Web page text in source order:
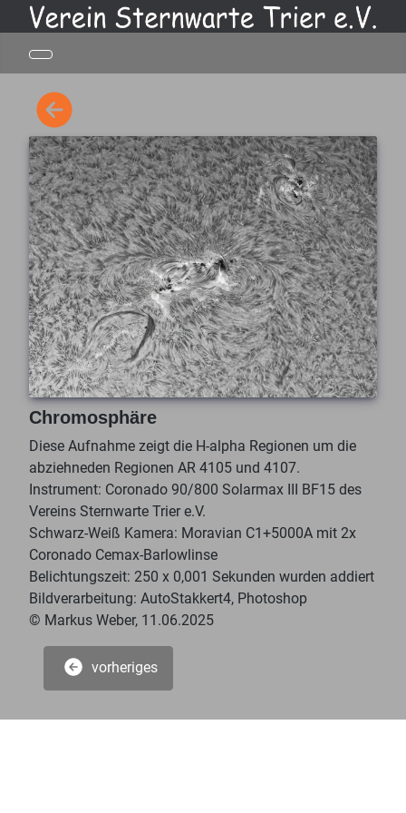
Chromosphäre
Diese Aufnahme zeigt die H-alpha Regionen um die
abziehneden Regionen AR 4105 und 4107.
Instrument: Coronado 90/800 Solarmax III BF15 des
Vereins Sternwarte Trier e.V.
Schwarz-Weiß Kamera: Moravian C1+5000A mit 2x
Coronado Cemax-Barlowlinse
Belichtungszeit: 250 x 0,001 Sekunden wurden addiert
Bildverarbeitung: AutoStakkert4, Photoshop
© Markus Weber, 11.06.2025
vorheriges